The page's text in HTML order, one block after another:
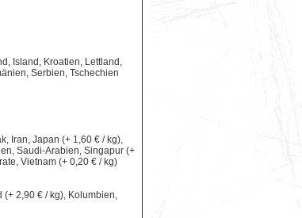
Island, Kroatien, Lettland,
Serbien, Tschechien
Iran, Japan (+ 1,60 € / kg),
Saudi-Arabien, Singapur (+
Vietnam (+ 0,20 € / kg)
(+ 2,90 € / kg), Kolumbien,